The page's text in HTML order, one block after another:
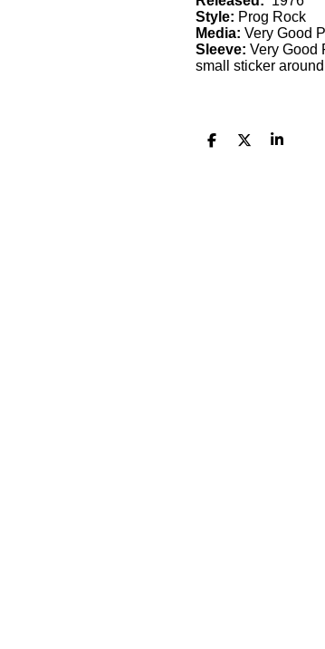
Style: Prog Rock
Media: Very Good
Sleeve: Very Good
small sticker
D
D
S